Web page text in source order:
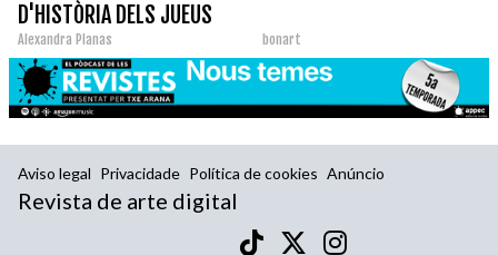
D'HISTÒRIA DELS JUEUS
Alexandra Planas bonart
Aviso legal Privacidade Política de cookies Anúncio
Revista de arte digital